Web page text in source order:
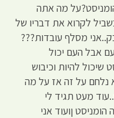
מה אתה
בשביל לקרוא את דבריו של
מסלף עובדות???
אבל העם יכול
להיות וכיבוש
נלחם על זה אז על מה
מעט תגיד לי
ןועוד אני